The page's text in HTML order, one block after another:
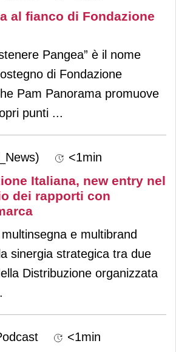
al fianco di Fondazione
Pangea” è il nome
di Fondazione
Pam Panorama promuove
punti ...
<1min
Italiana, new entry nel
dei rapporti con
e multibrand
sinergia strategica tra due
Distribuzione organizzata
<1min